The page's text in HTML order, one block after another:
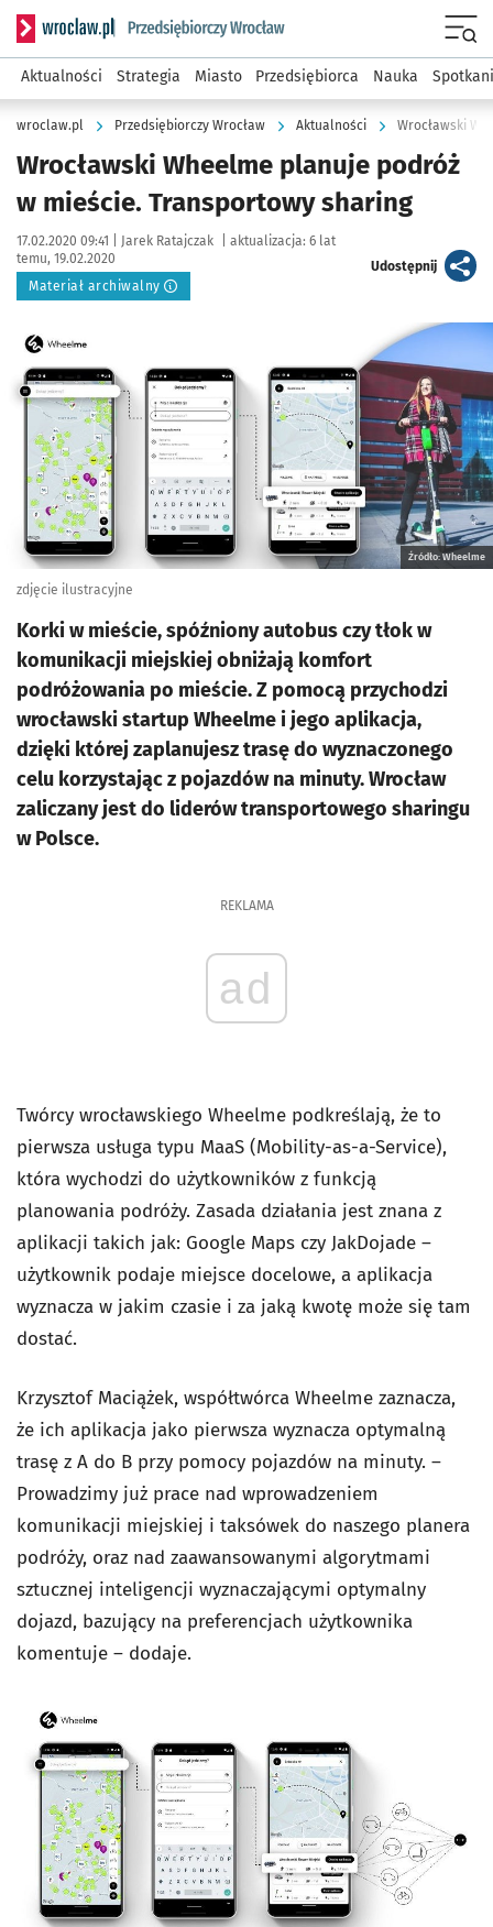
Serwis informacyjny wroclaw.pl podserwis: Strategia
Aktualności Strategia Miasto Przedsiębiorca Nauka
wroclaw.pl Przedsiębiorczy Wrocław Aktualności Wrocławski
Wrocławski Wheelme planuje podróż
w mieście. Transportowy sharing
Data publikacji:
17.02.2020 09:41 | Autor:
Jarek Ratajczak aktualizacja: 6 lat
temu, 19.02.2020
Materiał archiwalny
Udostępnijartykuł
Kliknij, aby powiększyć
Źródło: Wheelme
zdjęcie ilustracyjne
Korki w mieście, spóźniony autobus czy tłok w
komunikacji miejskiej obniżają komfort
podróżowania po mieście. Z pomocą przychodzi
wrocławski startup Wheelme i jego aplikacja,
dzięki której zaplanujesz trasę do wyznaczonego
celu korzystając z pojazdów na minuty. Wrocław
zaliczany jest do liderów transportowego sharingu
w Polsce.
REKLAMA
ad
Twórcy wrocławskiego Wheelme podkreślają, że to
pierwsza usługa typu MaaS (Mobility-as-a-Service),
która wychodzi do użytkowników z funkcją
planowania podróży. Zasada działania jest znana z
aplikacji takich jak: Google Maps czy JakDojade –
użytkownik podaje miejsce docelowe, a aplikacja
wyznacza w jakim czasie i za jaką kwotę może się tam
dostać.
Krzysztof Maciążek, współtwórca Wheelme zaznacza,
że ich aplikacja jako pierwsza wyznacza optymalną
trasę z A do B przy pomocy pojazdów na minuty. –
Prowadzimy już prace nad wprowadzeniem
komunikacji miejskiej i taksówek do naszego planera
podróży, oraz nad zaawansowanymi algorytmami
sztucznej inteligencji wyznaczającymi optymalny
dojazd, bazujący na preferencjach użytkownika
komentuje – dodaje.